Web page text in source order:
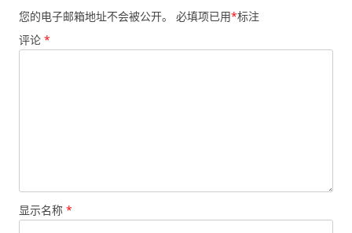
您的电子邮箱地址不会被公开。 必填项已用*标注
评论 *
显示名称 *